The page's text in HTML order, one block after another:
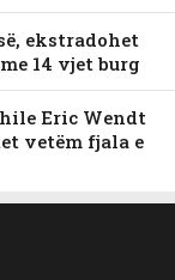
ekstradohet
14 vjet burg
Eric Wendt
vetëm fjala e